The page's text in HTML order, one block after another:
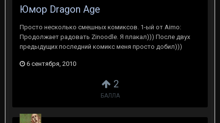
2
БАЛЛА
Юмор Dragon Age
Просто несколько смешных комиксов. 1-ый от Aimo:
Продолжает радовать Zinoodle. Я плакал))) После двух
предыдущих последний комикс меня просто добил)))
6 сентября, 2010